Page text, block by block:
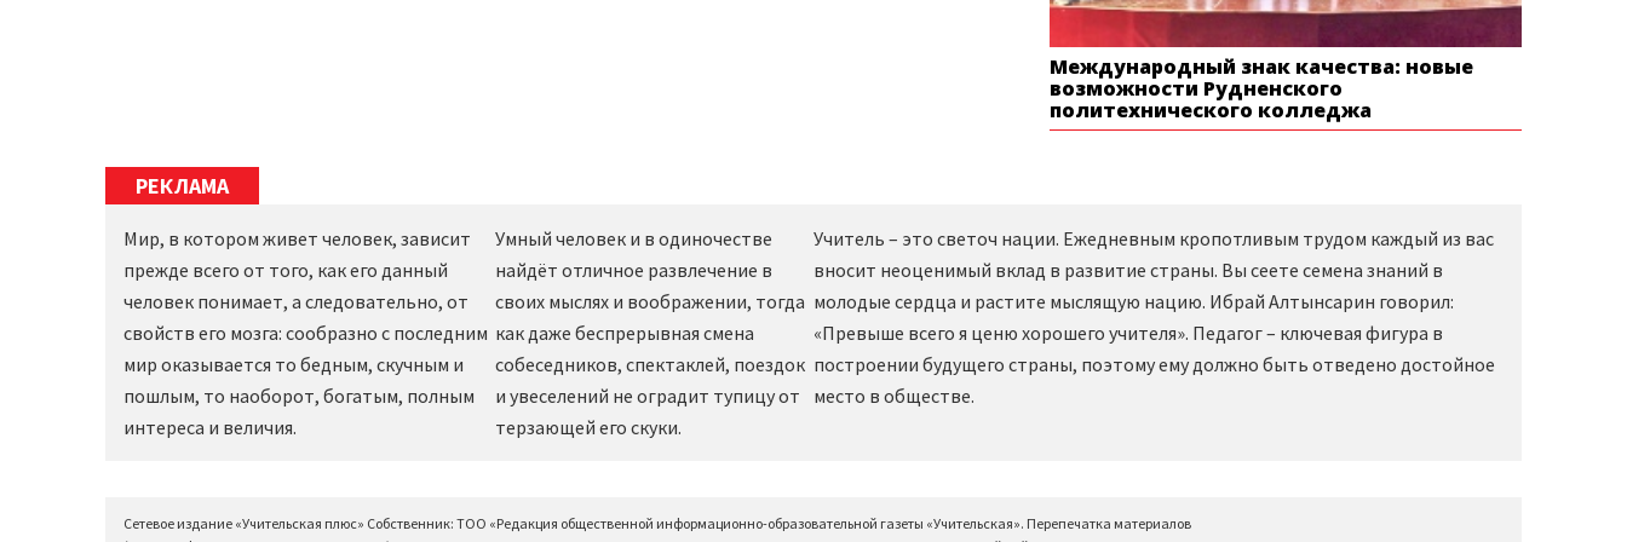
Международный знак качества: новые
возможности Рудненского
политехнического колледжа
РЕКЛАМА
Мир, в котором живет человек, зависит
прежде всего от того, как его данный
человек понимает, а следовательно, от
свойств его мозга: сообразно с последним
мир оказывается то бедным, скучным и
пошлым, то наоборот, богатым, полным
интереса и величия.
Умный человек и в одиночестве
найдёт отличное развлечение в
своих мыслях и воображении, тогда
как даже беспрерывная смена
собеседников, спектаклей, поездок
и увеселений не оградит тупицу от
терзающей его скуки.
Учитель – это светоч нации. Ежедневным кропотливым трудом каждый из вас
вносит неоценимый вклад в развитие страны. Вы сеете семена знаний в
молодые сердца и растите мыслящую нацию. Ибрай Алтынсарин говорил:
«Превыше всего я ценю хорошего учителя». Педагог – ключевая фигура в
построении будущего страны, поэтому ему должно быть отведено достойное
место в обществе.
Сетевое издание «Учительская плюс» Собственник: ТОО «Редакция общественной информационно-образовательной газеты «Учительская». Перепечатка материалов